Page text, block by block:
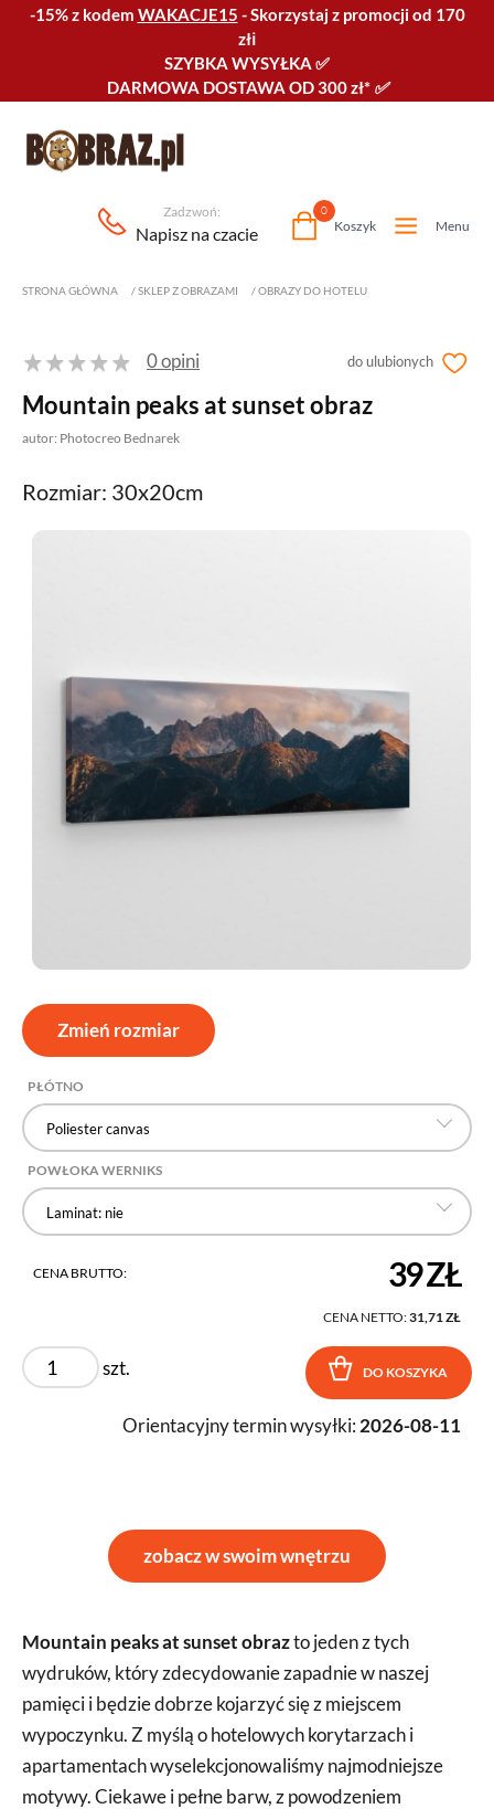
-15% z kodem WAKACJE15 -Skorzystaj z promocji od 170
złℹ️
SZYBKA WYSYŁKA ✅
DARMOWA DOSTAWA OD 300 zł* ✅
Zadzwoń:
Napisz na czacie Koszyk
0
Menu
STRONA GŁÓWNA /SKLEP Z OBRAZAMI /OBRAZY DO HOTELU
do ulubionych
0 opini
Mountain peaks at sunset obraz
autor: Photocreo Bednarek
Rozmiar: 30x20cm
Zmień rozmiar
PŁÓTNO
Poliester canvas
POWŁOKA WERNIKS
Laminat: nie
CENA BRUTTO: 39 ZŁ
CENA NETTO:31,71 ZŁ
szt. DO KOSZYKA
Orientacyjny termin wysyłki: 2026-08-11
zobacz w swoim wnętrzu
Mountain peaks at sunset obrazto jeden z tych
wydruków, który zdecydowanie zapadnie w naszej
pamięci i będzie dobrze kojarzyć się z miejscem
wypoczynku. Z myślą o hotelowych korytarzach i
apartamentach wyselekcjonowaliśmy najmodniejsze
motywy. Ciekawe i pełne barw, z powodzeniem